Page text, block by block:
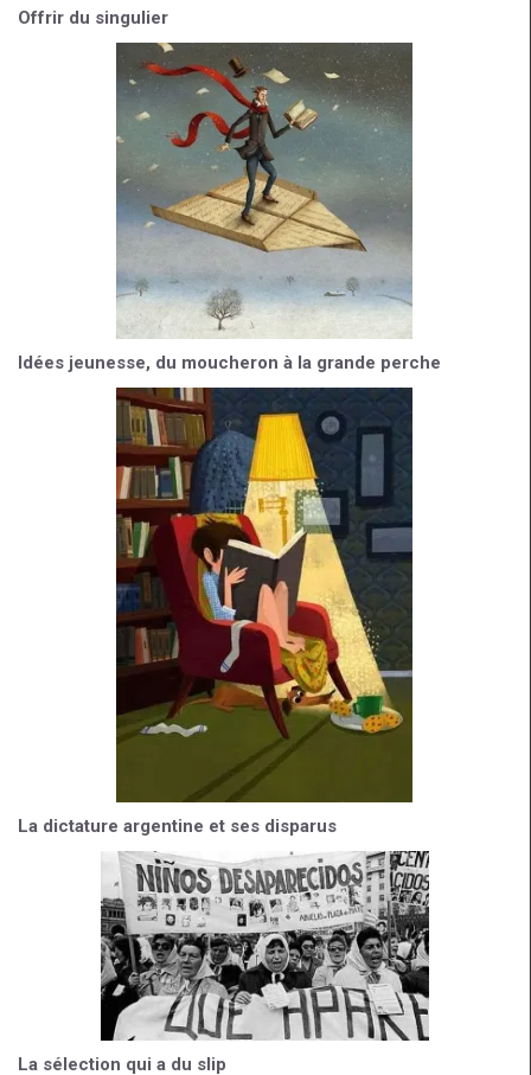
Offrir du singulier
Idées jeunesse, du moucheron à la grande perche
La dictature argentine et ses disparus
La sélection qui a du slip